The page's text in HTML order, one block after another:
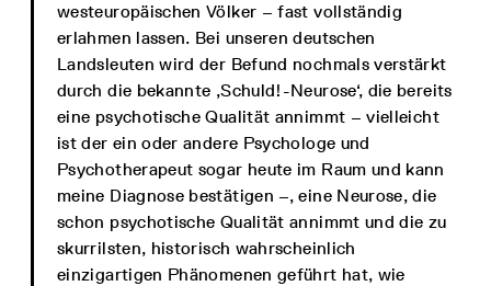
westeuropäischen Völker – fast vollständig
erlahmen lassen. Bei unseren deutschen
Landsleuten wird der Befund nochmals verstärkt
durch die bekannte ‚Schuld!-Neurose‘, die bereits
eine psychotische Qualität annimmt – vielleicht
ist der ein oder andere Psychologe und
Psychotherapeut sogar heute im Raum und kann
meine Diagnose bestätigen –, eine Neurose, die
schon psychotische Qualität annimmt und die zu
skurrilsten, historisch wahrscheinlich
einzigartigen Phänomenen geführt hat, wie